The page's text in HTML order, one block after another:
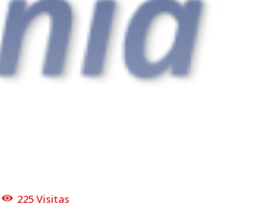
225Visitas